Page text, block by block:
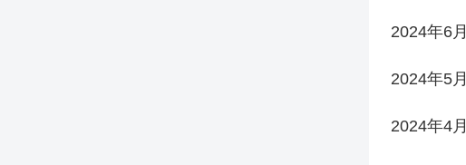
2024年6月
2024年5月
2024年4月